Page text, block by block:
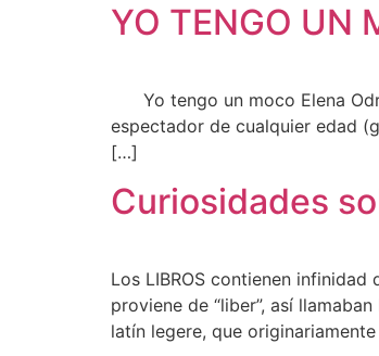
YO TENGO UN
Yo tengo un moco Elena
espectador de cualquier edad
[…]
Curiosidades
Los LIBROS contienen
proviene de “liber”, así
latín legere, que